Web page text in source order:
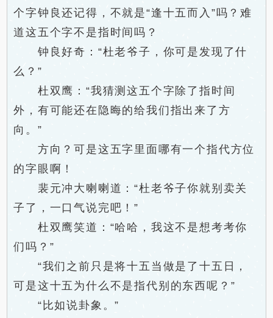
个字钟良还记得，不就是“逢十五而入”吗？难
道这五个字不是指时间吗？
钟良好奇：“杜老爷子，你可是发现了什
么？”
杜双鹰：“我猜测这五个字除了指时间
外，有可能还在隐晦的给我们指出来了方
向。”
方向？可是这五字里面哪有一个指代方位
的字眼啊！
裴元冲大喇喇道：“杜老爷子你就别卖关
子了，一口气说完吧！”
杜双鹰笑道：“哈哈，我这不是想考考你
们吗？”
“我们之前只是将十五当做是了十五日，
可是这十五为什么不是指代别的东西呢？”
“比如说卦象。”